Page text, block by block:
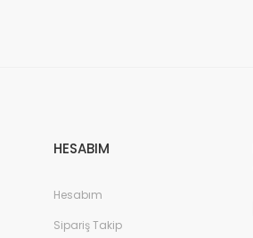
HESABIM
Hesabım
Sipariş Takip